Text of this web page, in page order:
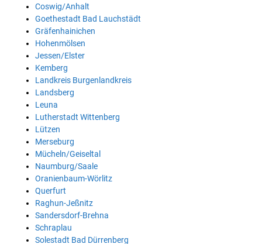
Coswig/Anhalt
Goethestadt Bad Lauchstädt
Gräfenhainichen
Hohenmölsen
Jessen/Elster
Kemberg
Landkreis Burgenlandkreis
Landsberg
Leuna
Lutherstadt Wittenberg
Lützen
Merseburg
Mücheln/Geiseltal
Naumburg/Saale
Oranienbaum-Wörlitz
Querfurt
Raghun-Jeßnitz
Sandersdorf-Brehna
Schraplau
Solestadt Bad Dürrenberg